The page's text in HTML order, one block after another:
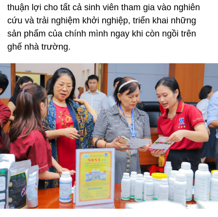
thuận lợi cho tất cả sinh viên tham gia vào nghiên
cứu và trải nghiệm khởi nghiệp, triển khai những
sản phẩm của chính mình ngay khi còn ngồi trên
ghế nhà trường.